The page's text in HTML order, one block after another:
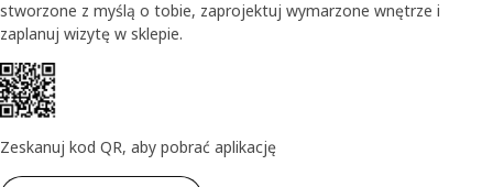
stworzone z myślą o tobie, zaprojektuj wymarzone wnętrze i
zaplanuj wizytę w sklepie.​
Zeskanuj kod QR, aby pobrać aplikację